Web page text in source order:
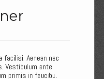
facilisi. Aenean nec
Vestibulum ante
primis in faucibu.